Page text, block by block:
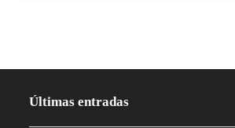
Últimas entradas